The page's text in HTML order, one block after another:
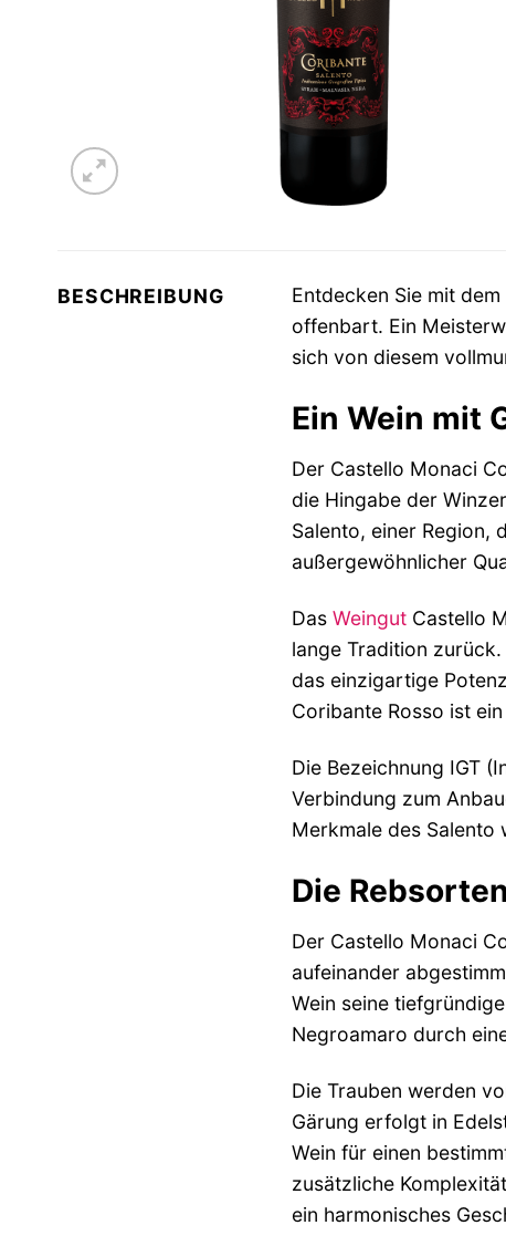
BESCHREIBUNG Entdecken Sie mit dem
offenbart. Ein
sich von diesem
Ein Wein mit
Der Castello Monaci
die Hingabe der
Salento, einer Region,
außergewöhnlicher
Das WeingutCastello
lange Tradition
das einzigartige
Coribante Rosso ist
Die Bezeichnung IGT
Verbindung zum
Merkmale des Salento
Die
Der Castello Monaci
aufeinander
Wein seine
Negroamaro durch
Die Trauben werden
Gärung erfolgt in
Wein für einen
zusätzliche
ein harmonisches